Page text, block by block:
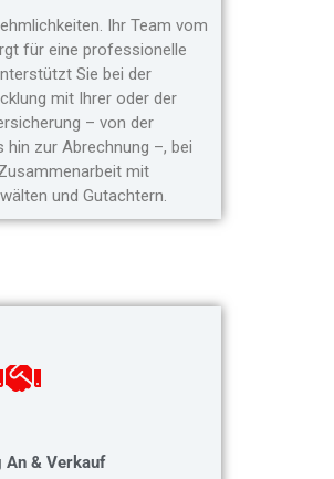
Ihr Team vom
für eine professionelle
Sie bei der
mit Ihrer oder der
– von der
hin zur Abrechnung –, bei
mit
und Gutachtern.
An & Verkauf